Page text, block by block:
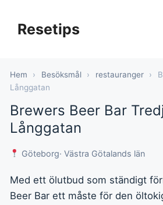
innehållResetips
Hem › Besöksmål › restauranger ›
Långgatan
Brewers Beer Bar
Långgatan
Göteborg· Västra Götalands län
Med ett ölutbud som ständigt
Beer Bar ett måste för den